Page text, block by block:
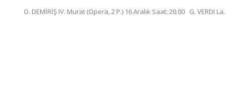
O. DEMİRİŞ IV. Murat (Opera, 2 P.) 16 Aralık Saat: 20.00 G. VERDI